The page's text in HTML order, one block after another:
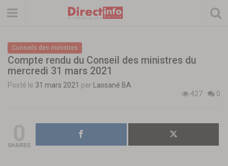
Conseils des ministres
Compte rendu du Conseil des ministres du
mercredi 31 mars 2021
Posté le 31 mars 2021 par
Lassané BA
427
0
SHARES